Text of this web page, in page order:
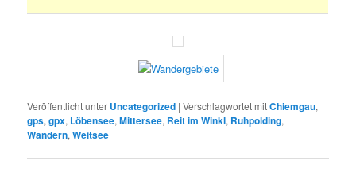
Veröffentlicht unter Uncategorized |Verschlagwortet mitChiemgau,
gps,gpx, Löbensee,Mittersee, Reit im Winkl, Ruhpolding,
Wandern,Weitsee